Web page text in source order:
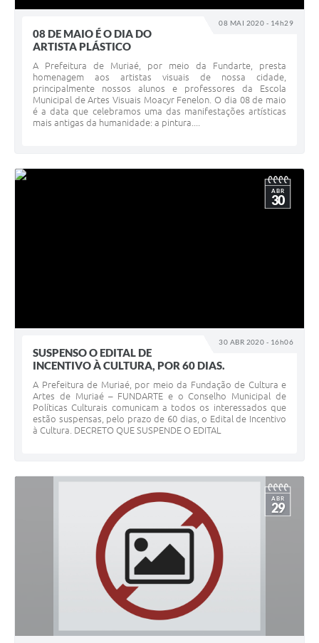
08 MAI 2020 - 14h29
08 DE MAIO É O DIA DO
ARTISTA PLÁSTICO
A Prefeitura de Muriaé, por meio da Fundarte, presta
homenagem aos artistas visuais de nossa cidade,
principalmente nossos alunos e professores da Escola
Municipal de Artes Visuais Moacyr Fenelon. O dia 08 de maio
é a data que celebramos uma das manifestações artísticas
mais antigas da humanidade: a pintura....
30 ABR 2020 - 16h06
ABR
30
SUSPENSO O EDITAL DE
INCENTIVO À CULTURA, POR 60 DIAS.
A Prefeitura de Muriaé, por meio da Fundação de Cultura e
Artes de Muriaé – FUNDARTE e o Conselho Municipal de
Políticas Culturais comunicam a todos os interessados que
estão suspensas, pelo prazo de 60 dias, o Edital de Incentivo
à Cultura. DECRETO QUE SUSPENDE O EDITAL
ABR
29